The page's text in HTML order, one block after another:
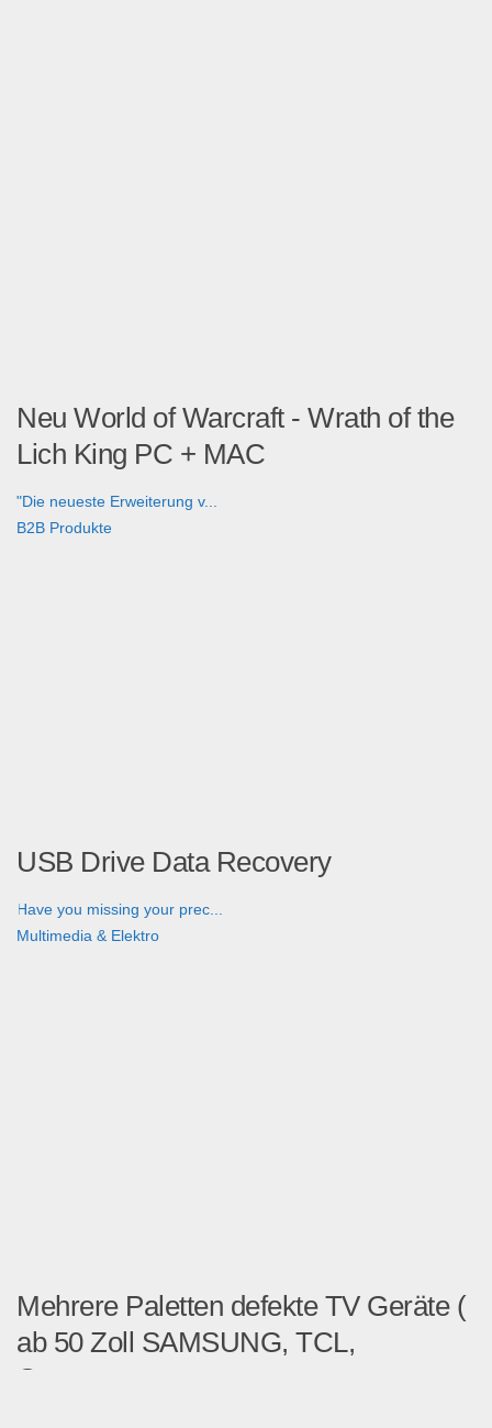
Neu World of Warcraft - Wrath of the
Lich King PC + MAC
"Die neueste Erweiterung v...
B2B Produkte
USB Drive Data Recovery
Have you missing your prec...
Multimedia & Elektro
Mehrere Paletten defekte TV Geräte (
ab 50 Zoll SAMSUNG, TCL,
Cecotec,...